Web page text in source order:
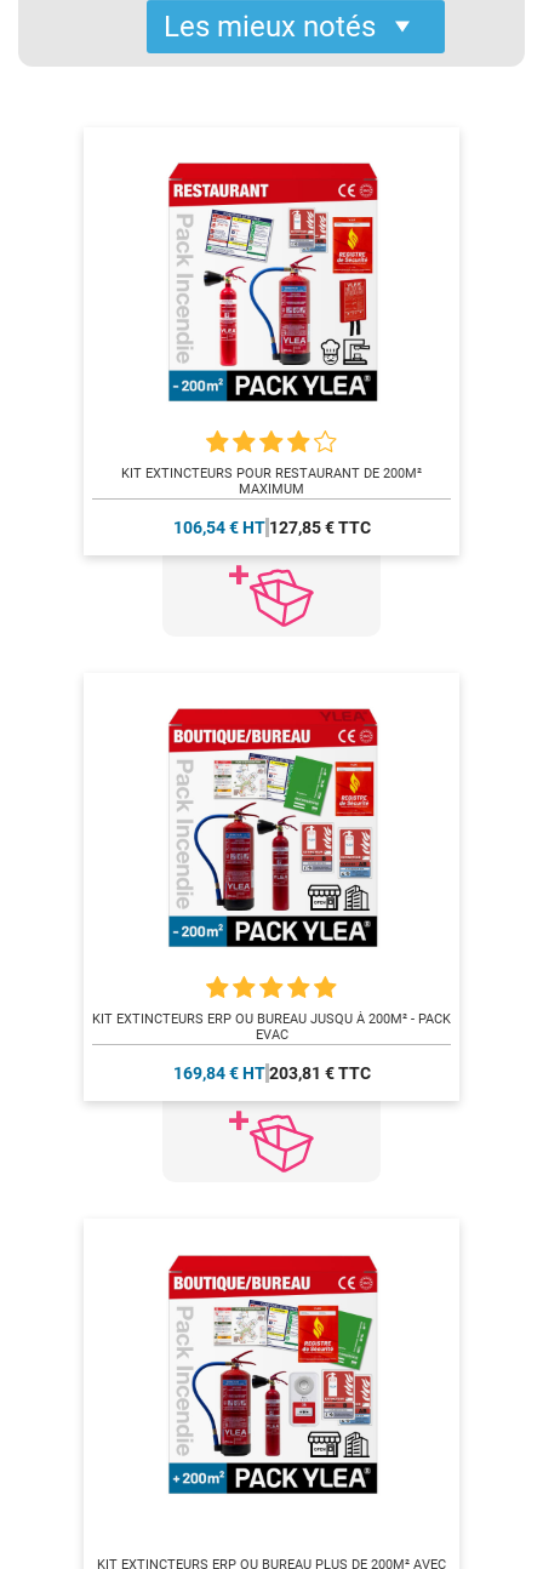
KIT EXTINCTEURS POUR RESTAURANT DE 200M²
MAXIMUM
106,54 € HT 127,85 € TTC
KIT EXTINCTEURS ERP OU BUREAU JUSQU À 200M² - PACK
EVAC
169,84 € HT 203,81 € TTC
KIT EXTINCTEURS ERP OU BUREAU PLUS DE 200M² AVEC